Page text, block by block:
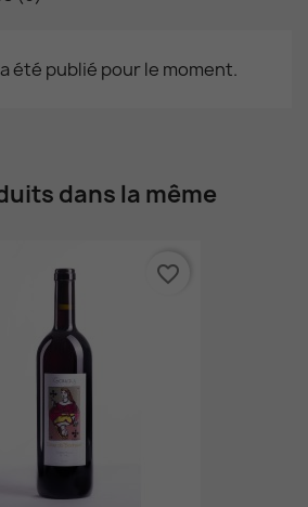
été publié pour le moment.
dans la même
favorite_border